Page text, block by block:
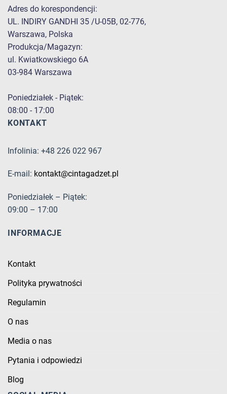
Adres do korespondencji:
UL. INDIRY GANDHI 35 /U-05B, 02-776,
Warszawa, Polska
Produkcja/Magazyn:
ul. Kwiatkowskiego 6A
03-984 Warszawa
Poniedziałek - Piątek:
08:00 - 17:00
KONTAKT
Infolinia: +48 226 022 967
E-mail: kontakt@cintagadzet.pl
Poniedziałek – Piątek:
09:00 – 17:00
INFORMACJE
Kontakt
Polityka prywatności
Regulamin
O nas
Media o nas
Pytania i odpowiedzi
Blog